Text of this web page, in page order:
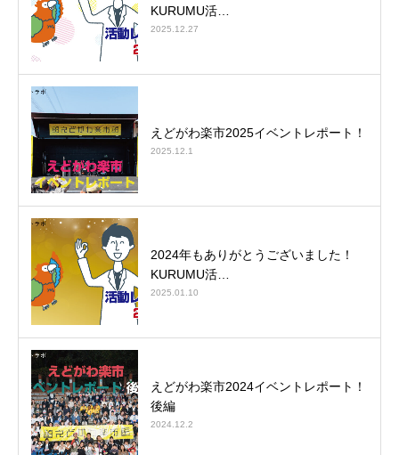
KURUMU活…
2025.12.27
えどがわ楽市2025イベントレポート！
2025.12.1
2024年もありがとうございました！
KURUMU活…
2025.01.10
えどがわ楽市2024イベントレポート！
後編
2024.12.2